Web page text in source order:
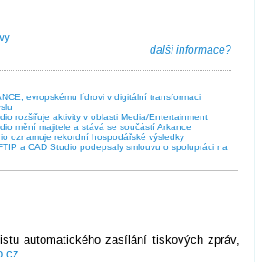
další informace?
evropskému lídrovi v digitální transformaci
rozšiřuje aktivity v oblasti Media/Entertainment
mění majitele a stává se součástí Arkance
oznamuje rekordní hospodářské výsledky
a CAD Studio podepsaly smlouvu o spolupráci na
automatického zasílání tiskových zpráv,